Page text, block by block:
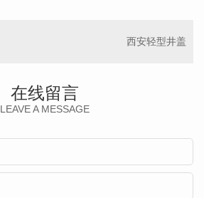
西安轻型井盖
在线留言
LEAVE A MESSAGE